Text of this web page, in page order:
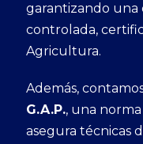
garantizando una
controlada,
Agricultura.
Además,
G.A.P., una
asegura técnicas